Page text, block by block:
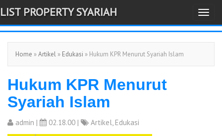
-->
T
o
g
l
LIST PROPERTY SYARIAH
Home »Artikel » Edukasi » Hukum KPR Menurut Syariah Islam
Hukum KPR Menurut
Syariah Islam
admin | 02.18.00 | Artikel, Edukasi